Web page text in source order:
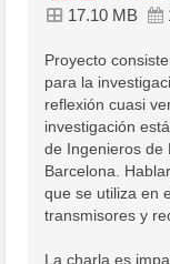
17.10 MB
Proyecto
para la
reflexión cuasi
investigación
de Ingenieros de
Barcelona.
que se utiliza en
transmisores y
La charla es